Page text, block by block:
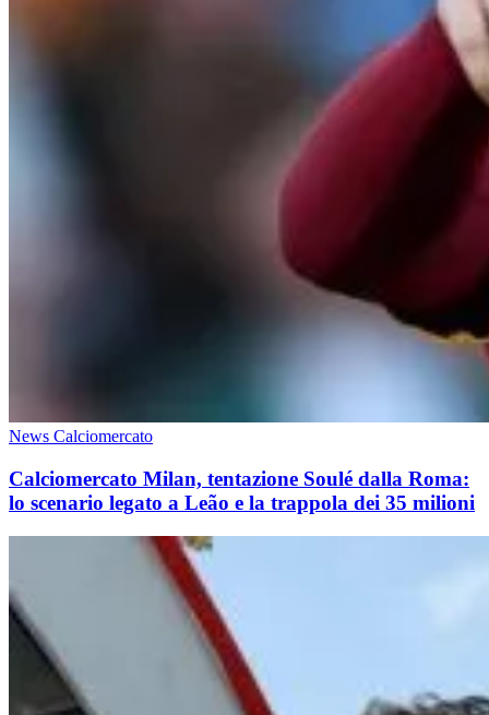
News Calciomercato
Calciomercato Milan, tentazione Soulé dalla Roma:
lo scenario legato a Leão e la trappola dei 35 milioni